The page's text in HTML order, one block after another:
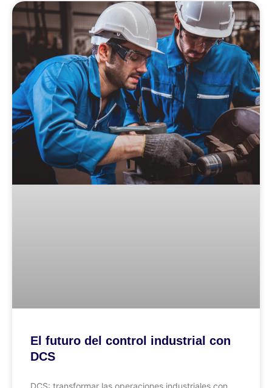
El futuro del control industrial con
DCS
DCS: transformar las operaciones industriales con